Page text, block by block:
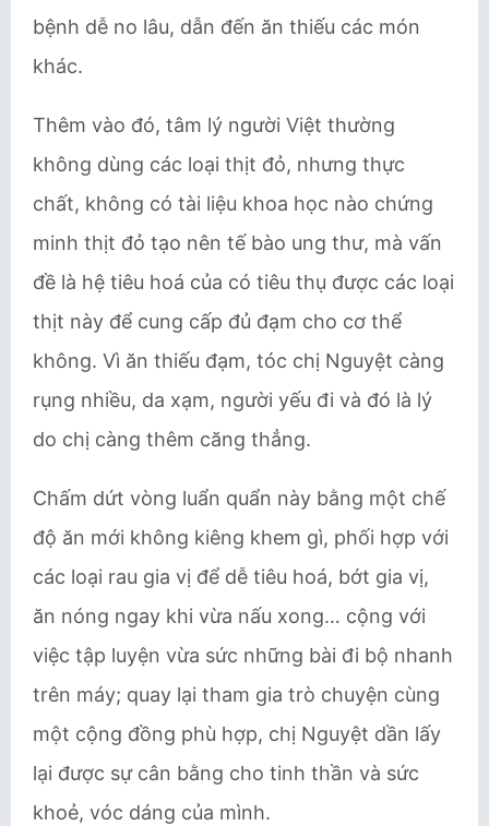
bệnh dễ no lâu, dẫn đến ăn thiếu các món
khác.
Thêm vào đó, tâm lý người Việt thường
không dùng các loại thịt đỏ, nhưng thực
chất, không có tài liệu khoa học nào chứng
minh thịt đỏ tạo nên tế bào ung thư, mà vấn
đề là hệ tiêu hoá của có tiêu thụ được các loại
thịt này để cung cấp đủ đạm cho cơ thể
không. Vì ăn thiếu đạm, tóc chị Nguyệt càng
rụng nhiều, da xạm, người yếu đi và đó là lý
do chị càng thêm căng thẳng.
Chấm dứt vòng luẩn quẩn này bằng một chế
độ ăn mới không kiêng khem gì, phối hợp với
các loại rau gia vị để dễ tiêu hoá, bớt gia vị,
ăn nóng ngay khi vừa nấu xong… cộng với
việc tập luyện vừa sức những bài đi bộ nhanh
trên máy; quay lại tham gia trò chuyện cùng
một cộng đồng phù hợp, chị Nguyệt dần lấy
lại được sự cân bằng cho tinh thần và sức
khoẻ, vóc dáng của mình.